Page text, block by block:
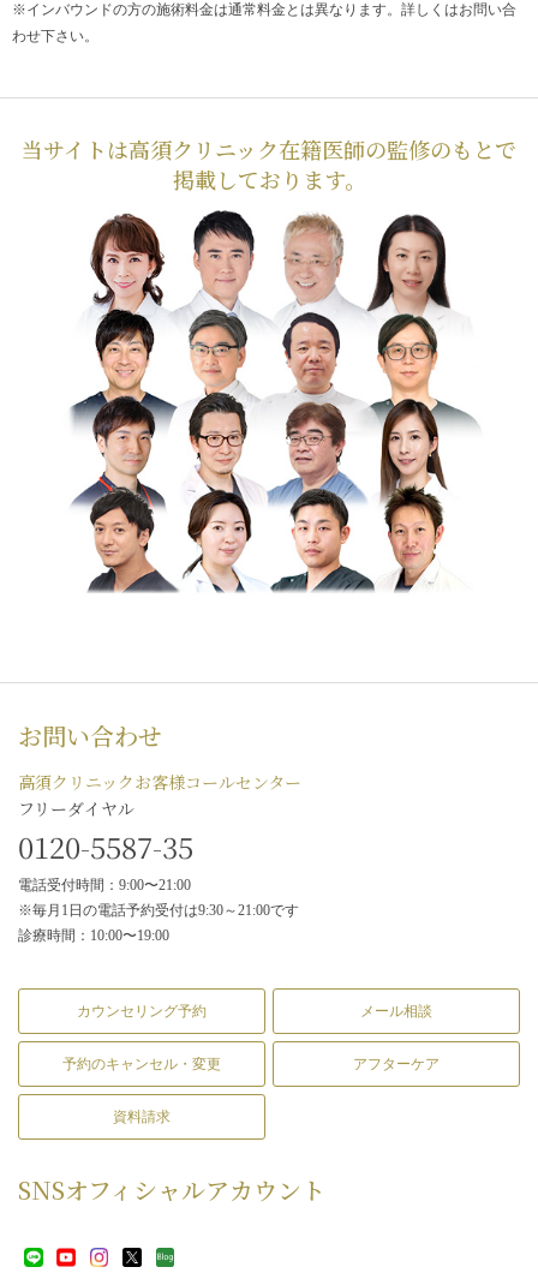
※インバウンドの方の施術料金は通常料金とは異なります。詳しくはお問い合
わせ下さい。
当サイトは高須クリニック在籍医師の監修のもとで
掲載しております。
お問い合わせ
高須クリニックお客様コールセンター
フリーダイヤル
0120-5587-35
電話受付時間：9:00〜21:00
※毎月1日の電話予約受付は9:30～21:00です
診療時間：10:00〜19:00
カウンセリング予約 メール相談
予約のキャンセル・変更 アフターケア
資料請求
SNSオフィシャルアカウント